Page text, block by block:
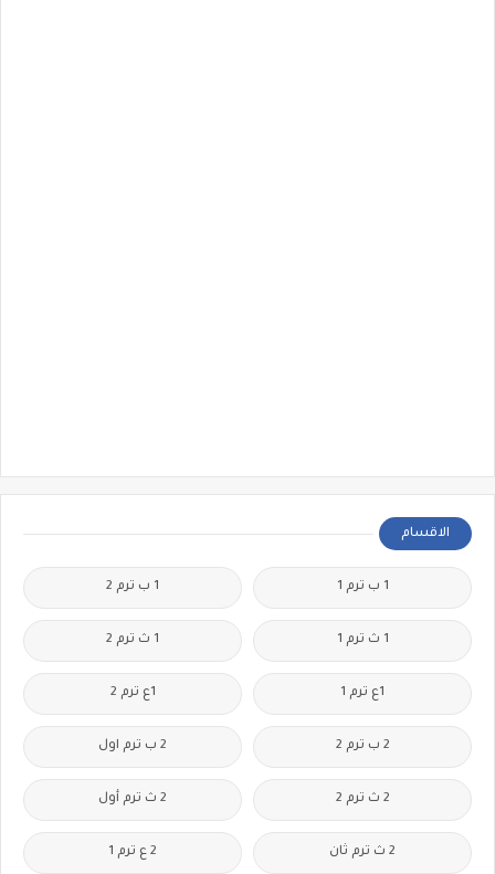
الاقسام
1 ب ترم 1 1 ب ترم 2
1 ث ترم 1 1 ث ترم 2
1ع ترم 1 1ع ترم 2
2 ب ترم 2 2 ب ترم اول
2 ث ترم 2 2 ث ترم أول
2 ث ترم ثان 2 ع ترم 1